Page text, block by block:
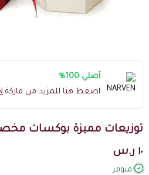
أصلي 100%
اضغط هنا للمزيد من ماركة
توزيعات مميزة بوكسات
١٠ ر.س
متوفر